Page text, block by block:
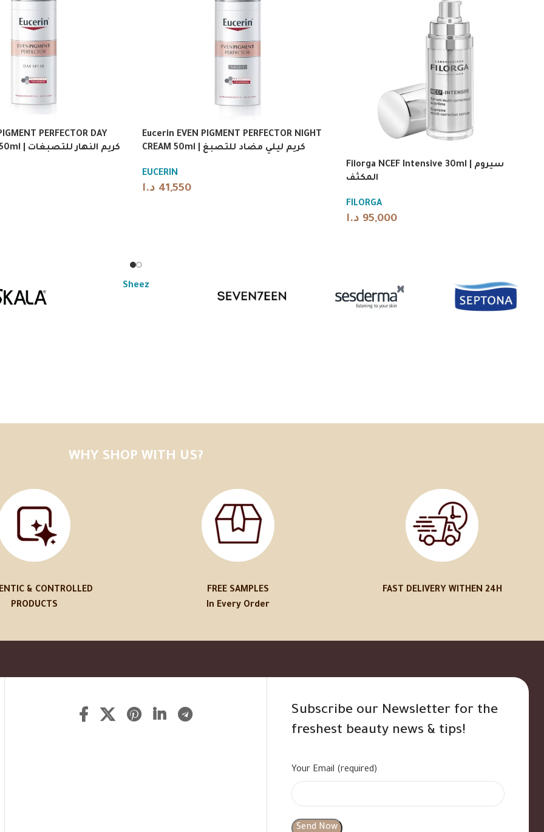
sun care.
Use sunscreen during the day.
PERFECTOR DAY
CREAM SPF30 50ml | كريم النهار للتصبغات
Eucerin EVEN PIGMENT PERFECTOR NIGHT
CREAM 50ml | كريم ليلي مضاد للتصبغ
EUCERIN
41,550 د.ا
Filorga NCEF Intensive 30ml | سيروم
المكثف
FILORGA
95,000 د.ا
Sheez
WHY SHOP WITH US?
& CONTROLLED
PRODUCTS
FREE SAMPLES
In Every Order
FAST DELIVERY WITHEN 24H
Subscribe our Newsletter for the
freshest beauty news & tips!
Your Email (required)